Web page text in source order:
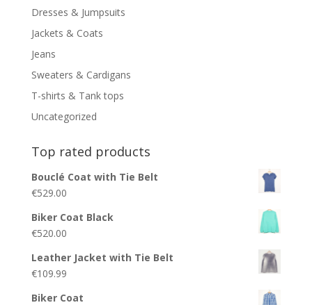
Dresses & Jumpsuits
Jackets & Coats
Jeans
Sweaters & Cardigans
T-shirts & Tank tops
Uncategorized
Top rated products
Bouclé Coat with Tie Belt
€529.00
Biker Coat Black
€520.00
Leather Jacket with Tie Belt
€109.99
Biker Coat